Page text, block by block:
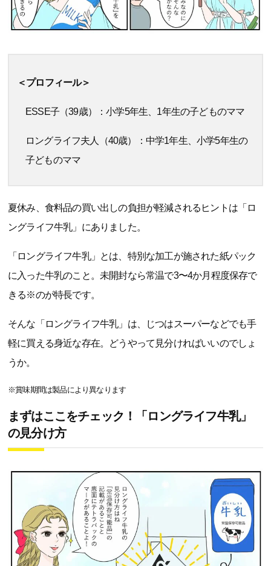
＜プロフィール＞
ESSE子（39歳）：小学5年生、1年生の子どものママ
ロングライフ夫人（40歳）：中学1年生、小学5年生の
子どものママ
夏休み、食料品の買い出しの負担が軽減されるヒントは「ロ
ングライフ牛乳」にありました。
「ロングライフ牛乳」とは、特別な加工が施された紙パック
に入った牛乳のこと。未開封なら常温で3〜4か月程度保存で
きる※のが特長です。
そんな「ロングライフ牛乳」は、じつはスーパーなどでも手
軽に買える身近な存在。どうやって見分ければいいのでしょ
うか。
※賞味期間は製品により異なります
まずはここをチェック！「ロングライフ牛乳」
の見分け方